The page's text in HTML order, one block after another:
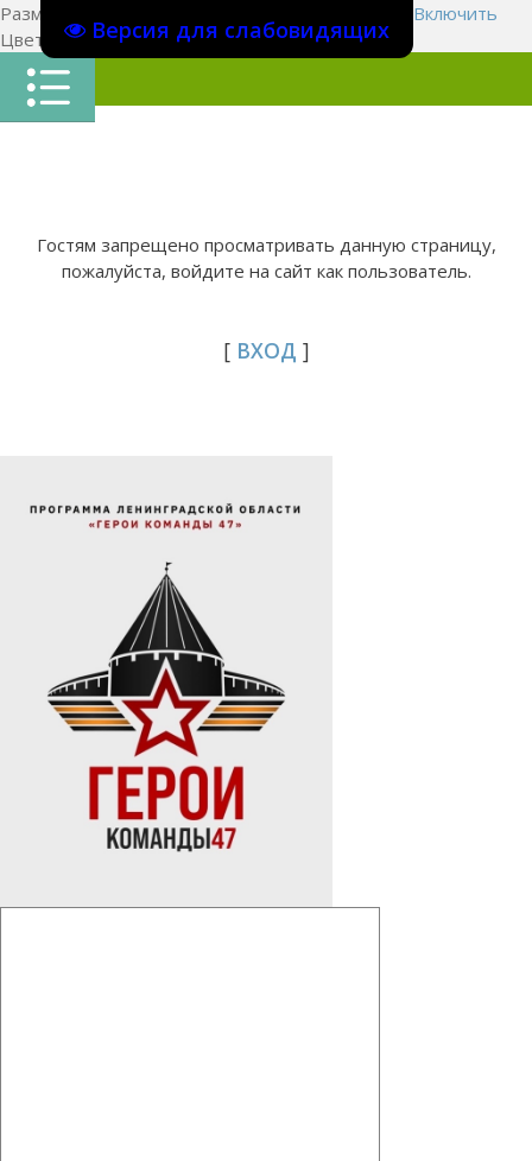
Версия для слабовидящих
Размер шрифта:
Включить
Цвет сайтаЦ Ц Ц Х
Гостям запрещено просматривать данную страницу,
пожалуйста, войдите на сайт как пользователь.
[ ВХОД ]